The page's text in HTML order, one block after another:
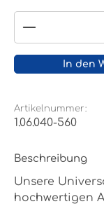
Produkt
In den
Artikelnummer:
1.06.040-560
Beschreibung
Unsere
hochwertigen